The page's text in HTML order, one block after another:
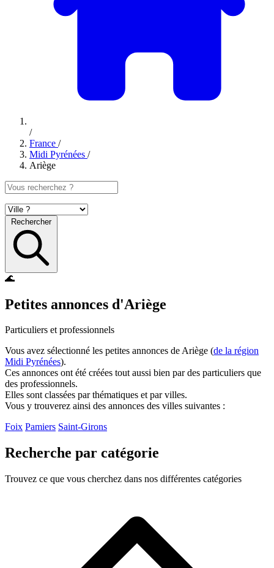
/
France /
Midi Pyrénées /
Ariège
Rechercher
🌊
Petites annonces d'Ariège
Particuliers et professionnels
Vous avez sélectionné les petites annonces de Ariège (de la région
Midi Pyrénées).
Ces annonces ont été créées tout aussi bien par des particuliers que
des professionnels.
Elles sont classées par thématiques et par villes.
Vous y trouverez ainsi des annonces des villes suivantes :
Foix Pamiers Saint-Girons
Recherche par catégorie
Trouvez ce que vous cherchez dans nos différentes catégories